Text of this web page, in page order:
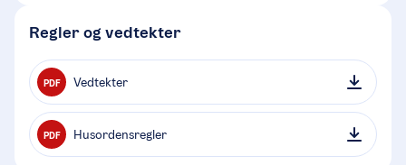
Regler og vedtekter
PDF Vedtekter
PDF Husordensregler